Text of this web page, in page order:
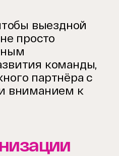
выездной
просто
команды,
партнёра с
вниманием к